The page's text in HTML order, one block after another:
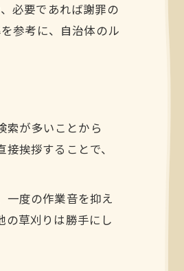
必要であれば謝罪の
参考に、自治体のル
索が多いことから
挨拶することで、
一度の作業音を抑え
の草刈りは勝手にし